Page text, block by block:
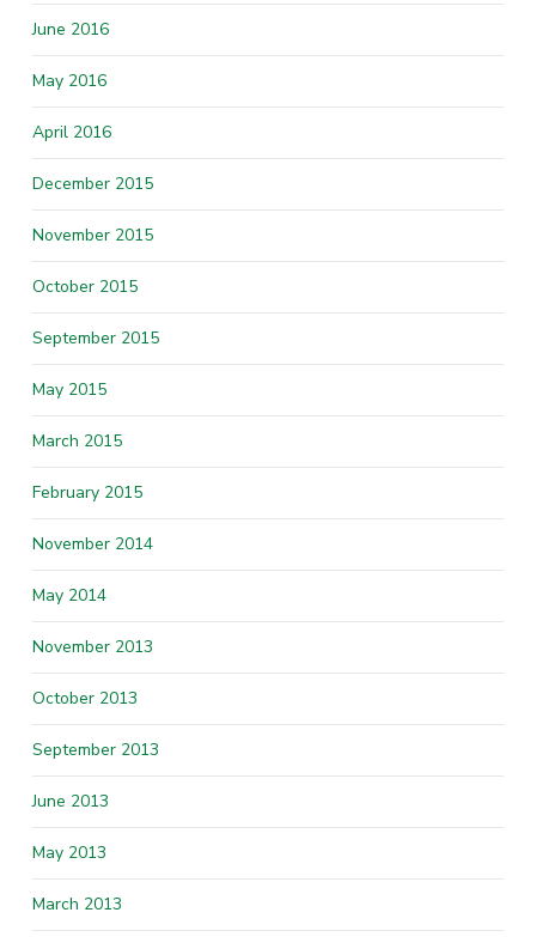
June 2016
May 2016
April 2016
December 2015
November 2015
October 2015
September 2015
May 2015
March 2015
February 2015
November 2014
May 2014
November 2013
October 2013
September 2013
June 2013
May 2013
March 2013